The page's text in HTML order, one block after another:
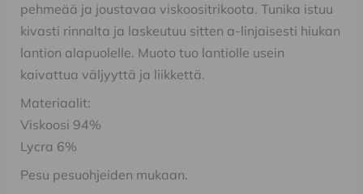
pehmeää ja joustavaa viskoositrikoota. Tunika istuu
kivasti rinnalta ja laskeutuu sitten a-linjaisesti hiukan
lantion alapuolelle. Muoto tuo lantiolle usein
kaivattua väljyyttä ja liikkettä.
Materiaalit:
Viskoosi 94%
Lycra 6%
Pesu pesuohjeiden mukaan.